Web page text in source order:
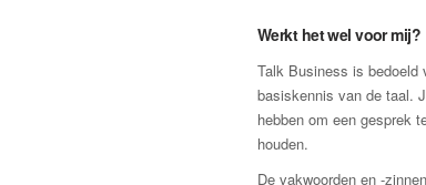
Werkt het wel voor mij?
Talk Business is bedoeld
basiskennis van de taal.
hebben om een gesprek
houden.
De vakwoorden en -